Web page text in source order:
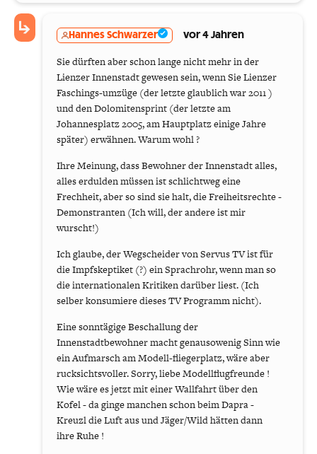
Hannes Schwarzer vor 4 Jahren
Sie dürften aber schon lange nicht mehr in der
Lienzer Innenstadt gewesen sein, wenn Sie Lienzer
Faschings-umzüge (der letzte glaublich war 2011 )
und den Dolomitensprint (der letzte am
Johannesplatz 2005, am Hauptplatz einige Jahre
später) erwähnen. Warum wohl ?
Ihre Meinung, dass Bewohner der Innenstadt alles,
alles erdulden müssen ist schlichtweg eine
Frechheit, aber so sind sie halt, die Freiheitsrechte -
Demonstranten (Ich will, der andere ist mir
wurscht!)
Ich glaube, der Wegscheider von Servus TV ist für
die Impfskeptiket (?) ein Sprachrohr, wenn man so
die internationalen Kritiken darüber liest. (Ich
selber konsumiere dieses TV Programm nicht).
Eine sonntägige Beschallung der
Innenstadtbewohner macht genausowenig Sinn wie
ein Aufmarsch am Modell-fliegerplatz, wäre aber
rucksichtsvoller. Sorry, liebe Modellflugfreunde !
Wie wäre es jetzt mit einer Wallfahrt über den
Kofel - da ginge manchen schon beim Dapra -
Kreuzl die Luft aus und Jäger/Wild hätten dann
ihre Ruhe !